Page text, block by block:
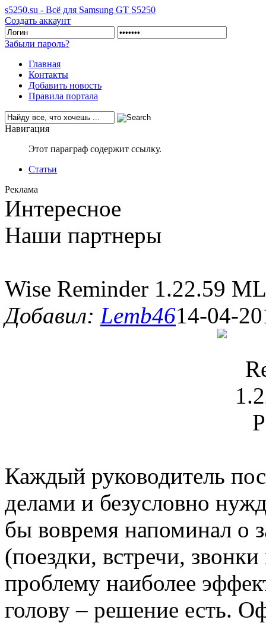
s5250.su - Всё для Samsung GT S5250
Создать аккаунт
Забыли пароль?
Главная
Контакты
Добавить новость
Правила портала
Навигация
Этот параграф содержит ссылку.
Статьи
Реклама
Интересное
Наши партнеры
Wise Reminder 1.22.59
Добавил: Lemb4614-04-
Каждый руководитель
делами и безусловно
бы вовремя напоминал о
(поездки, встречи,
проблему наиболее
голову – решение есть.